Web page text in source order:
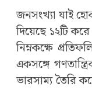
জনসংখ্যা যাই
দিয়েছে ১২টি
নিম্নকক্ষে
একসঙ্গে
ভারসাম্য তৈরি